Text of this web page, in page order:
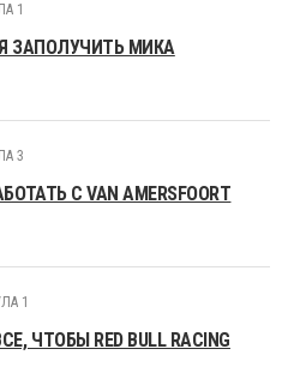
1
ЗАПОЛУЧИТЬ МИКА
3
С VAN AMERSFOORT
1
ЧТОБЫ RED BULL RACING